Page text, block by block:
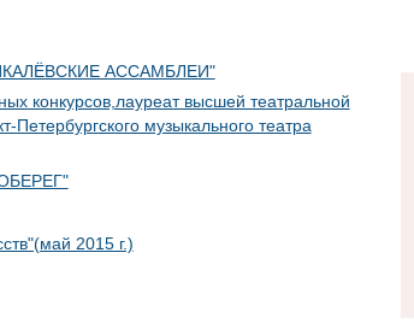
АССАМБЛЕИ"
конкурсов,лауреат высшей театральной
музыкального театра
2015 г.)